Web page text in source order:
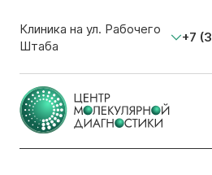
Клиника на ул. Рабочего
Штаба
+7